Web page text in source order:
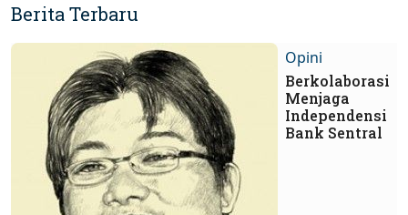
Berita Terbaru
Opini
Berkolaborasi
Menjaga
Independensi
Bank Sentral